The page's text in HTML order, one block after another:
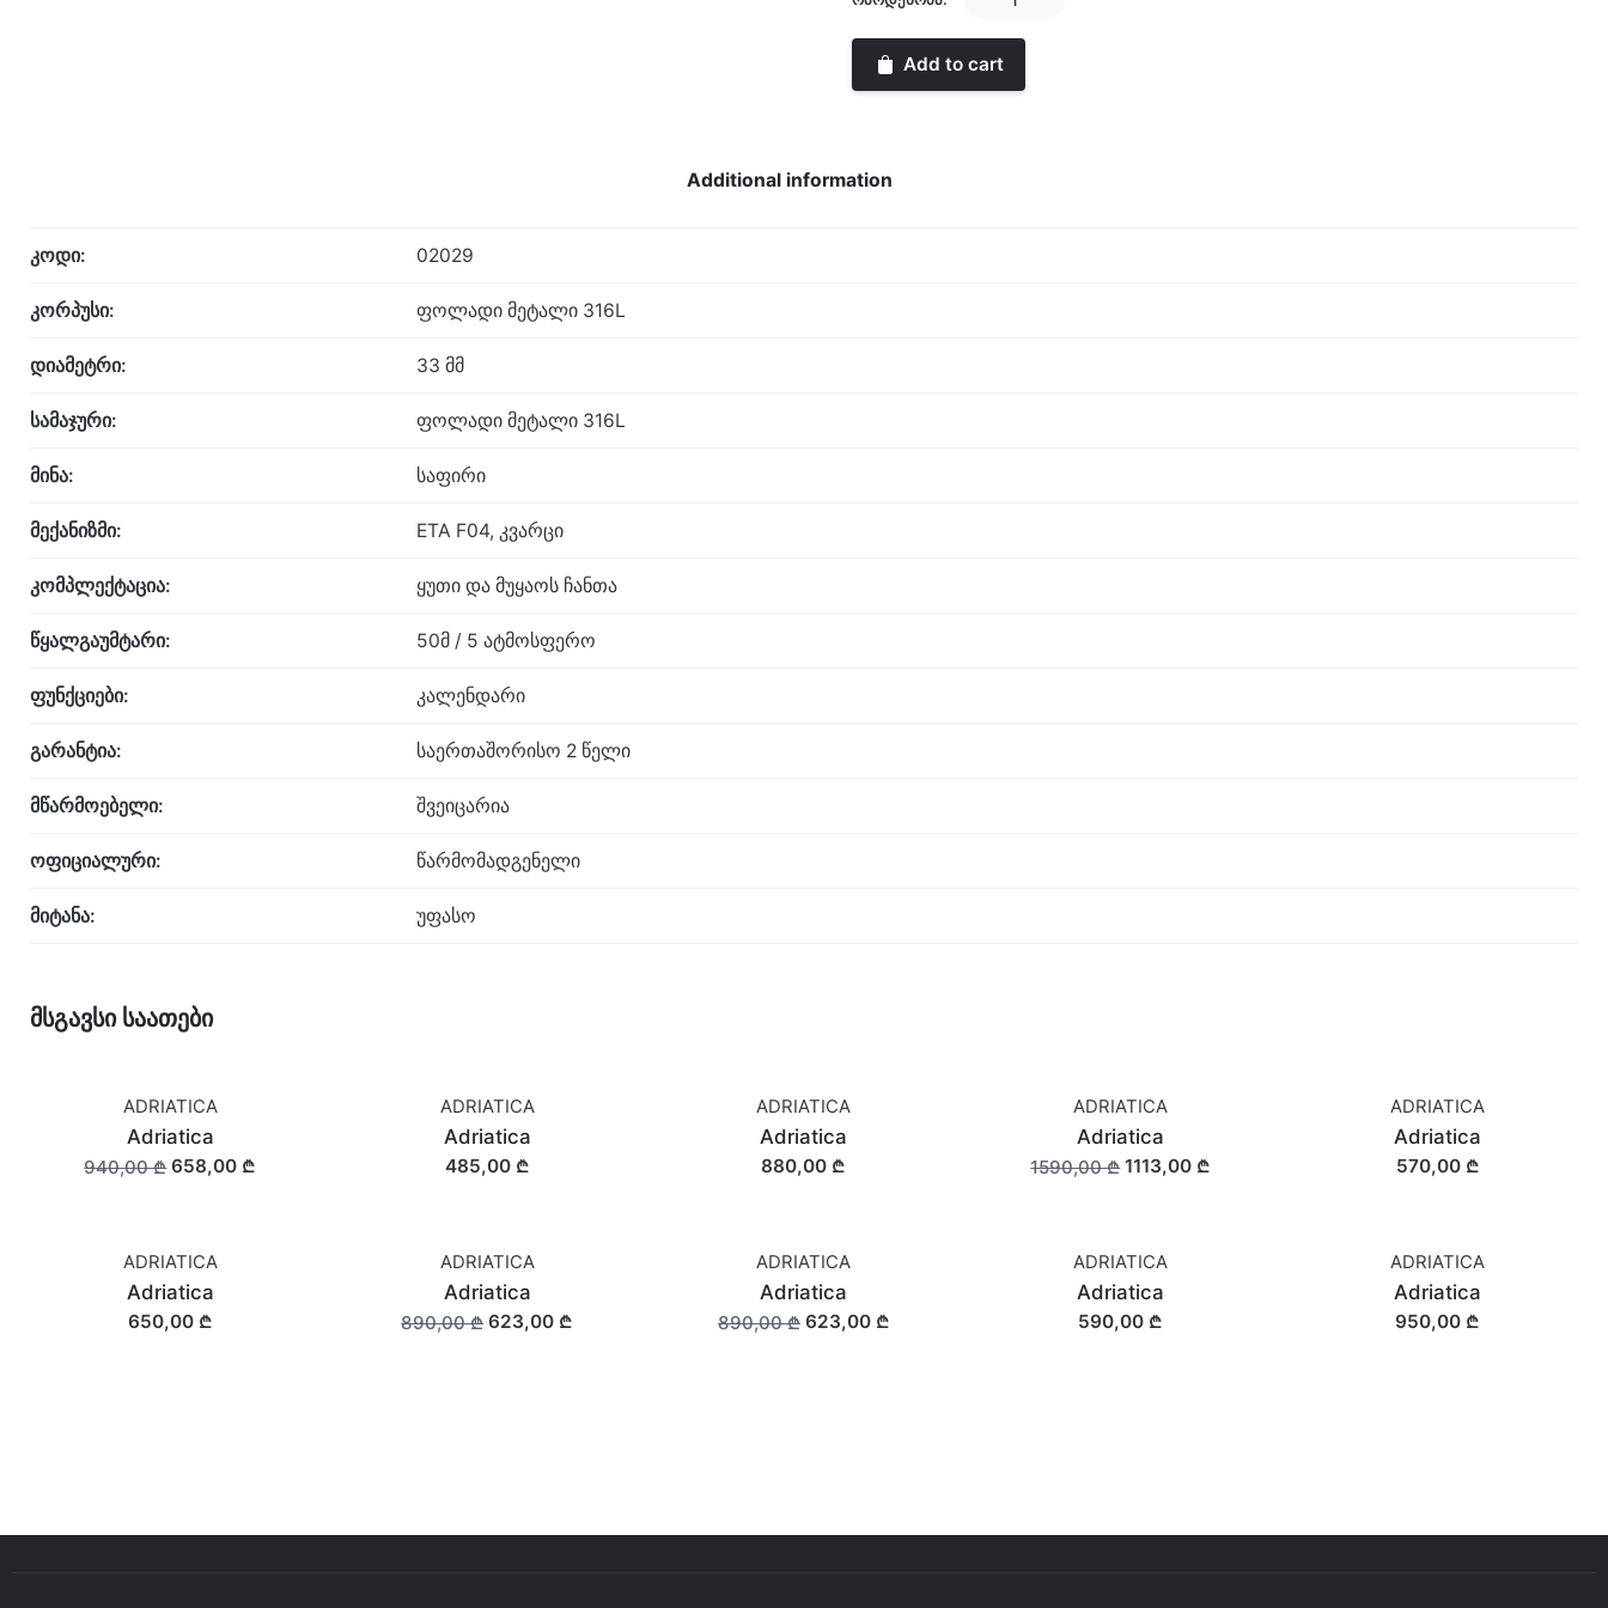
Add to cart
Additional information
კოდი: 02029
კორპუსი: ფოლადი მეტალი 316L
დიამეტრი: 33 მმ
სამაჯური: ფოლადი მეტალი 316L
მინა: საფირი
მექანიზმი: ETA F04, კვარცი
კომპლექტაცია: ყუთი და მუყაოს ჩანთა
წყალგაუმტარი: 50მ / 5 ატმოსფერო
ფუნქციები: კალენდარი
გარანტია: საერთაშორისო 2 წელი
მწარმოებელი: შვეიცარია
ოფიციალური: წარმომადგენელი
მიტანა: უფასო
მსგავსი საათები
ADRIATICA
Adriatica
940,00 ₾658,00 ₾
ADRIATICA
Adriatica
485,00 ₾
ADRIATICA
Adriatica
880,00 ₾
ADRIATICA
Adriatica
1590,00 ₾1113,00 ₾
ADRIATICA
Adriatica
570,00 ₾
ADRIATICA
Adriatica
650,00 ₾
ADRIATICA
Adriatica
890,00 ₾623,00 ₾
ADRIATICA
Adriatica
890,00 ₾623,00 ₾
ADRIATICA
Adriatica
590,00 ₾
ADRIATICA
Adriatica
950,00 ₾